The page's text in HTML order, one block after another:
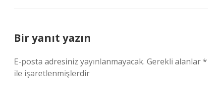
Bir yanıt yazın
E-posta adresiniz yayınlanmayacak. Gerekli alanlar*
ile işaretlenmişlerdir